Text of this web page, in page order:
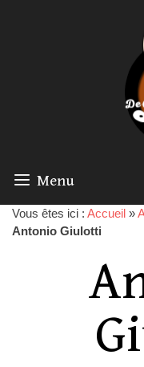
Menu
Vous êtes ici : Accueil »
Antonio Giulotti